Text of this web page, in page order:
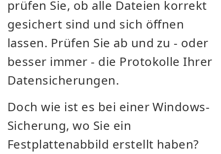
prüfen Sie, ob alle Dateien korrekt
gesichert sind und sich öffnen
lassen. Prüfen Sie ab und zu - oder
besser immer - die Protokolle Ihrer
Datensicherungen.
Doch wie ist es bei einer Windows-
Sicherung, wo Sie ein
Festplattenabbild erstellt haben?